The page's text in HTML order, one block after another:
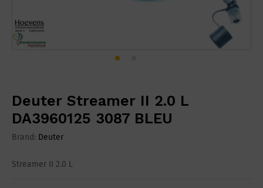
Deuter Streamer II 2.0 L
DA3960125 3087 BLEU
Brand: Deuter
Streamer II 2.0 L